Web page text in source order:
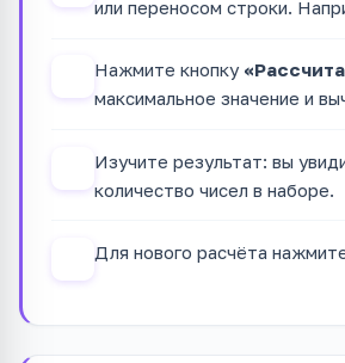
или переносом строки.
Нажмите кнопку
максимальное значение и
Изучите результат: вы
количество чисел в наборе.
Для нового расчёта